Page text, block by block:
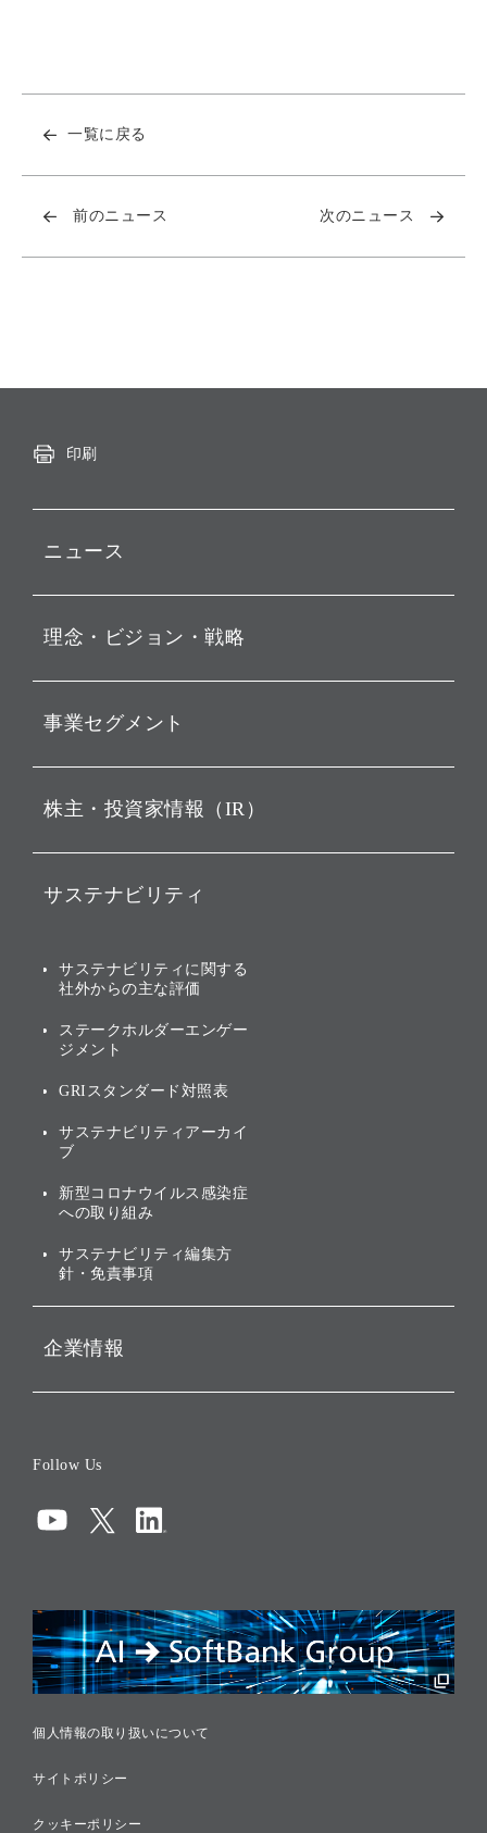
一覧に戻る
前のニュース 次のニュース
印刷
ニュース
お知らせ
動画配信
理念・ビジョン・戦略
経営理念
ビジョン
戦略
バリュー
ソフトバンクグループの歩
[AI] What dreams are made
事業セグメント
ソフトバンク・ビジョン・
その他
グループ企業一覧
株主・投資家情報（IR）
IRカレンダー
業績・財務
アニュアルレポート
株主・投資家情報（IR）に
サステナビリティ
トップメッセージ
サステナビリティの考え方
ガバナンス
投資先のサステナビリティ
サステナビリティに関する
社外からの主な評価
ステークホルダーエンゲー
ジメント
GRIスタンダード対照表
サステナビリティアーカイ
ブ
新型コロナウイルス感染症
への取り組み
サステナビリティ編集方
針・免責事項
企業情報
コンプライアンス
リスクマネジメント
税務に対する取り組み
採用情報
Follow Us
個人情報の取り扱いについて
サイトポリシー
クッキーポリシー